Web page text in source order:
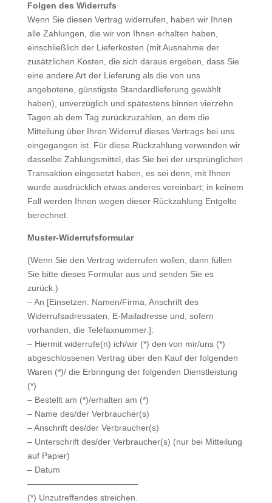
Folgen des Widerrufs
Wenn Sie diesen Vertrag widerrufen, haben wir Ihnen
alle Zahlungen, die wir von Ihnen erhalten haben,
einschließlich der Lieferkosten (mit Ausnahme der
zusätzlichen Kosten, die sich daraus ergeben, dass Sie
eine andere Art der Lieferung als die von uns
angebotene, günstigste Standardlieferung gewählt
haben), unverzüglich und spätestens binnen vierzehn
Tagen ab dem Tag zurückzuzahlen, an dem die
Mitteilung über Ihren Widerruf dieses Vertrags bei uns
eingegangen ist. Für diese Rückzahlung verwenden wir
dasselbe Zahlungsmittel, das Sie bei der ursprünglichen
Transaktion eingesetzt haben, es sei denn, mit Ihnen
wurde ausdrücklich etwas anderes vereinbart; in keinem
Fall werden Ihnen wegen dieser Rückzahlung Entgelte
berechnet.
Muster-Widerrufsformular
(Wenn Sie den Vertrag widerrufen wollen, dann füllen
Sie bitte dieses Formular aus und senden Sie es
zurück.)
– An [Einsetzen: Namen/Firma, Anschrift des
Widerrufsadressaten, E-Mailadresse und, sofern
vorhanden, die Telefaxnummer.]:
– Hiermit widerrufe(n) ich/wir (*) den von mir/uns (*)
abgeschlossenen Vertrag über den Kauf der folgenden
Waren (*)/ die Erbringung der folgenden Dienstleistung
(*)
– Bestellt am (*)/erhalten am (*)
– Name des/der Verbraucher(s)
– Anschrift des/der Verbraucher(s)
– Unterschrift des/der Verbraucher(s) (nur bei Mitteilung
auf Papier)
– Datum
—————————————
(*) Unzutreffendes streichen.